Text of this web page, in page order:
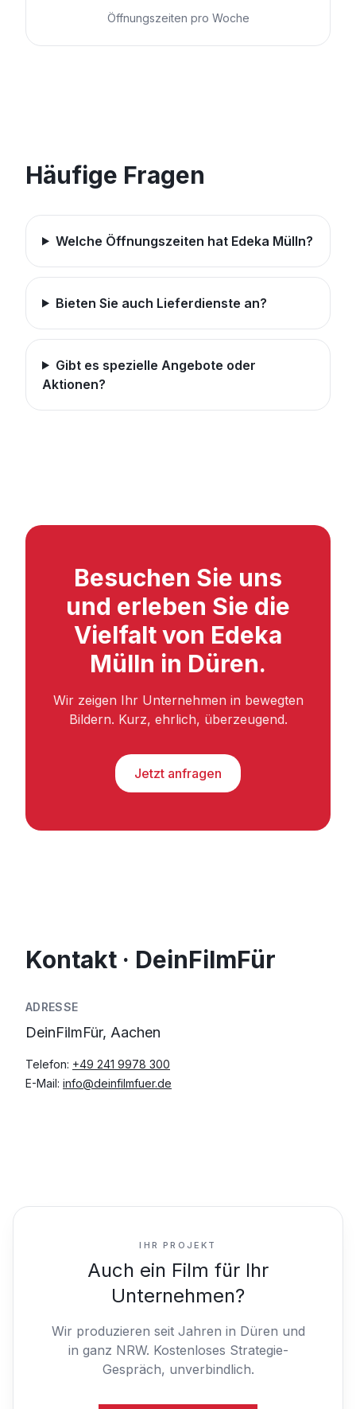
Öffnungszeiten pro Woche
Häufige Fragen
Welche Öffnungszeiten hat Edeka Mülln?
Bieten Sie auch Lieferdienste an?
Gibt es spezielle Angebote oder
Aktionen?
Besuchen Sie uns
und erleben Sie die
Vielfalt von Edeka
Mülln in Düren.
Wir zeigen Ihr Unternehmen in bewegten
Bildern. Kurz, ehrlich, überzeugend.
Jetzt anfragen
Kontakt · DeinFilmFür
ADRESSE
DeinFilmFür, Aachen
Telefon: +49 241 9978 300
E-Mail: info@deinfilmfuer.de
IHR PROJEKT
Auch ein Film für Ihr
Unternehmen?
Wir produzieren seit Jahren in Düren und
in ganz NRW. Kostenloses Strategie-
Gespräch, unverbindlich.